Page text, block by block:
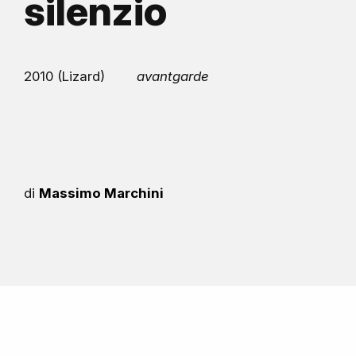
silenzio
2010 (Lizard) avantgarde
di Massimo Marchini